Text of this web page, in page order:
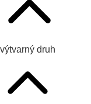
výtvarný druh